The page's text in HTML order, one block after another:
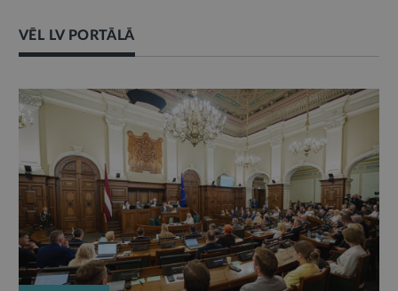
VĒL LV PORTĀLĀ